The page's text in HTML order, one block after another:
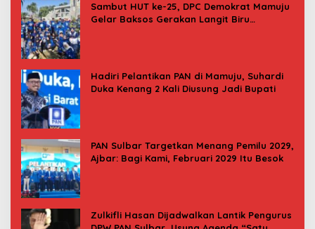
Sambut HUT ke-25, DPC Demokrat Mamuju
Gelar Baksos Gerakan Langit Biru
Hadiri Pelantikan PAN di Mamuju, Suhardi
Duka Kenang 2 Kali Diusung Jadi Bupati
PAN Sulbar Targetkan Menang Pemilu 2029,
Ajbar: Bagi Kami, Februari 2029 Itu Besok
Zulkifli Hasan Dijadwalkan Lantik Pengurus